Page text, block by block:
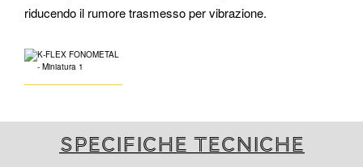
riducendo il rumore trasmesso per vibrazione.
Specifiche tecniche